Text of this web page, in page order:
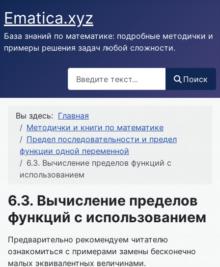
Ematica.xyz
База знаний по математике: подробные методички и
примеры решения задач любой сложности.
Поиск
Вы здесь: Главная
Методички и книги по математике
Предел последовательности и предел
функции одной переменной
6.3. Вычисление пределов функций с
использованием
6.3. Вычисление пределов
функций с использованием
Предварительно рекомендуем читателю
ознакомиться с примерами замены бесконечно
малых эквивалентных величинами.